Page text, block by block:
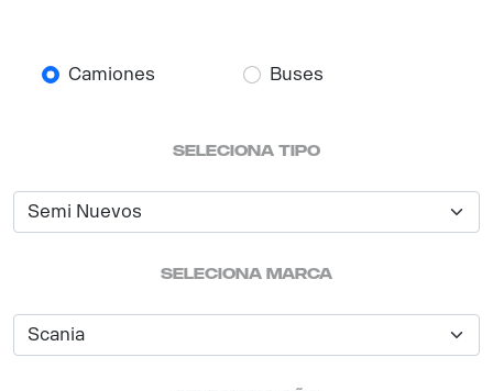
Camiones Buses
seleciona tipo
seleciona marca